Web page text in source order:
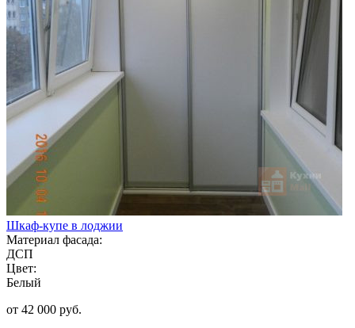
Шкаф-купе в лоджии
Материал фасада:
ДСП
Цвет:
Белый
от 42 000 руб.